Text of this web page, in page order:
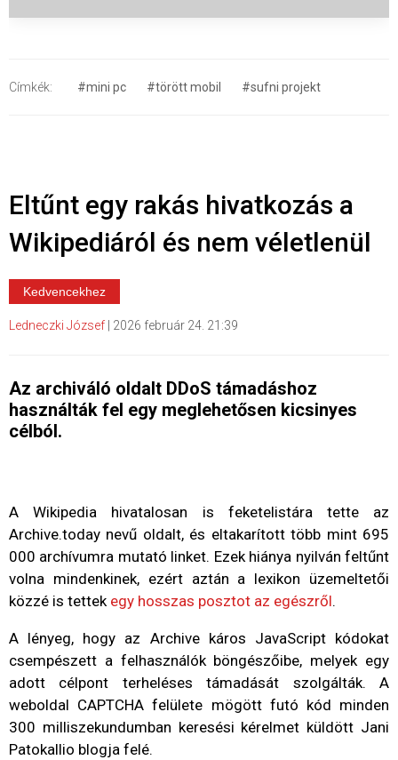
Címkék: #mini pc #törött mobil #sufni projekt
Eltűnt egy rakás hivatkozás a
Wikipediáról és nem véletlenül
Kedvencekhez
Ledneczki József | 2026 február 24. 21:39
Az archiváló oldalt DDoS támadáshoz
használták fel egy meglehetősen kicsinyes
célból.
A Wikipedia hivatalosan is feketelistára tette az
Archive.today nevű oldalt, és eltakarított több mint 695
000 archívumra mutató linket. Ezek hiánya nyilván feltűnt
volna mindenkinek, ezért aztán a lexikon üzemeltetői
közzé is tettek egy hosszas posztot az egészről.
A lényeg, hogy az Archive káros JavaScript kódokat
csempészett a felhasználók böngészőibe, melyek egy
adott célpont terheléses támadását szolgálták. A
weboldal CAPTCHA felülete mögött futó kód minden
300 milliszekundumban keresési kérelmet küldött Jani
Patokallio blogja felé.